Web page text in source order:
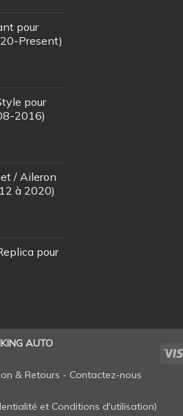
pour
Present)
pour
2016)
/ Aileron
à 2020)
pour
AUTO
& Retours - Contactez-nous
et Conditions d'utilisation)